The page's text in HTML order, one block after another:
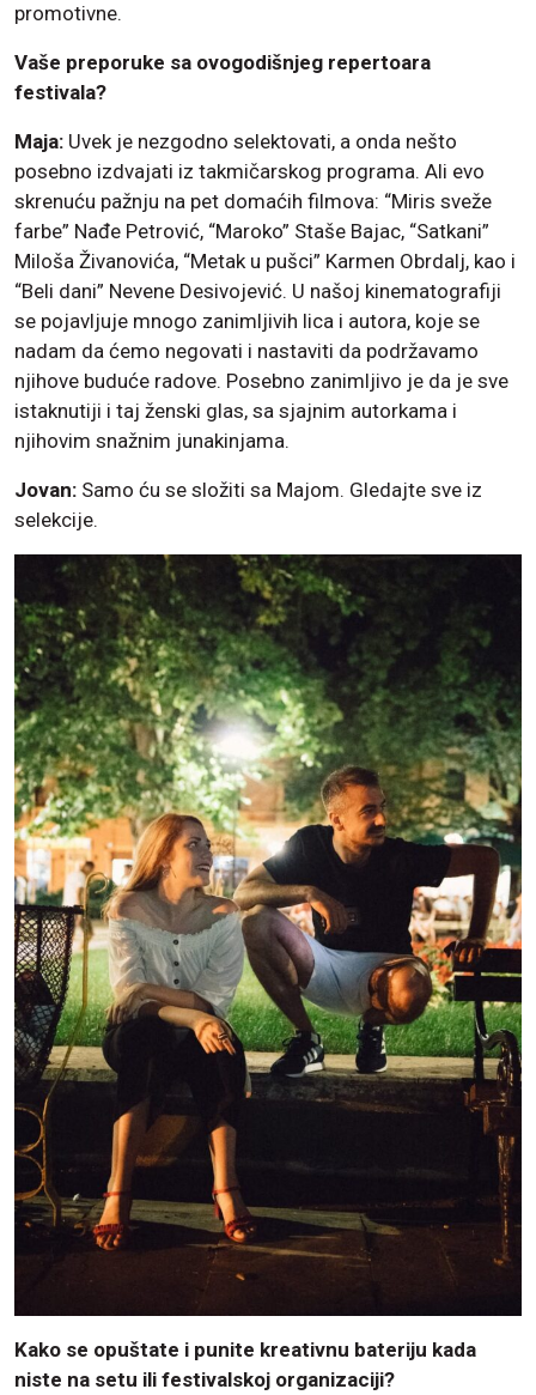
promotivne.
Vaše preporuke sa ovogodišnjeg repertoara
festivala?
Maja: Uvek je nezgodno selektovati, a onda nešto
posebno izdvajati iz takmičarskog programa. Ali evo
skrenuću pažnju na pet domaćih filmova: “Miris sveže
farbe” Nađe Petrović, “Maroko” Staše Bajac, “Satkani”
Miloša Živanovića, “Metak u pušci” Karmen Obrdalj, kao i
“Beli dani” Nevene Desivojević. U našoj kinematografiji
se pojavljuje mnogo zanimljivih lica i autora, koje se
nadam da ćemo negovati i nastaviti da podržavamo
njihove buduće radove. Posebno zanimljivo je da je sve
istaknutiji i taj ženski glas, sa sjajnim autorkama i
njihovim snažnim junakinjama.
Jovan: Samo ću se složiti sa Majom. Gledajte sve iz
selekcije.
Kako se opuštate i punite kreativnu bateriju kada
niste na setu ili festivalskoj organizaciji?